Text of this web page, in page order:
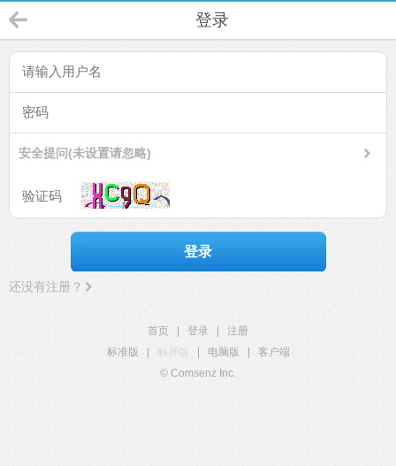
登录
安全提问(未设置请忽略)
登录
还没有注册？
首页 登录
注册
标准版
触屏版 电脑版
客户端
© Comsenz Inc.